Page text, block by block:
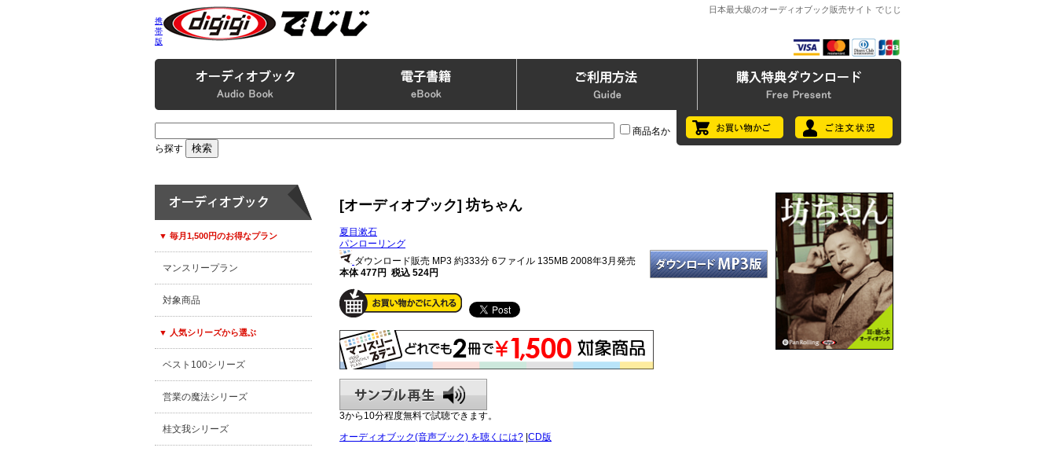
携
帯
版
日本最大級のオーディオブック販売サイト でじじ
商品名か
ら探す
▼ 毎月1,500円のお得なプラン
マンスリープラン
対象商品
▼ 人気シリーズから選ぶ
ベスト100シリーズ
営業の魔法シリーズ
桂文我シリーズ
[オーディオブック] 坊ちゃん
夏目漱石
パンローリング
ダウンロード販売 MP3 約333分 6ファイル 135MB 2008年3月発売
本体 477円 税込 524円
3から10分程度無料で試聴できます。
オーディオブック(音声ブック) を聴くには? |CD版